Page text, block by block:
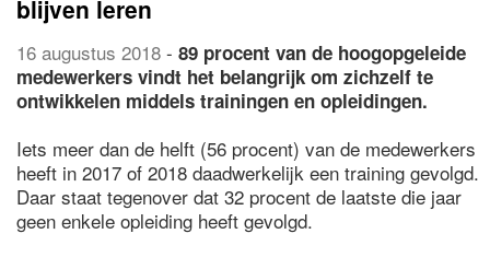
blijven leren
16 augustus 2018 - 89 procent van de hoogopgeleide
medewerkers vindt het belangrijk om zichzelf te
ontwikkelen middels trainingen en opleidingen.
Iets meer dan de helft (56 procent) van de medewerkers
heeft in 2017 of 2018 daadwerkelijk een training gevolgd.
Daar staat tegenover dat 32 procent de laatste die jaar
geen enkele opleiding heeft gevolgd.